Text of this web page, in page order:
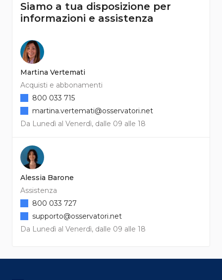
Siamo a tua disposizione per
informazioni e assistenza
Martina Vertemati
Acquisti e abbonamenti
Da Lunedì al Venerdì, dalle 09 alle 18
800 033 715
martina.vertemati@osservatori.net
Alessia Barone
Assistenza
Da Lunedì al Venerdì, dalle 09 alle 18
800 033 727
supporto@osservatori.net